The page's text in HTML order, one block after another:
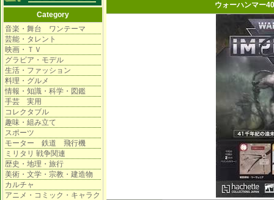
Category
音楽・舞台 ワンテーマ
芸能・タレント
映画・ＴＶ
グラビア・モデル
生活・ファッション
料理・グルメ
情報・知識・科学・図鑑
手芸 実用
コレクタブル
趣味・組み立て
スポーツ
モーター 鉄道 飛行機
ミリタリ 戦争関連
歴史・地理・旅行
美術・文学・宗教・建造物
カルチャ
アニメ・コミック・キャラク
ウォーハンマー